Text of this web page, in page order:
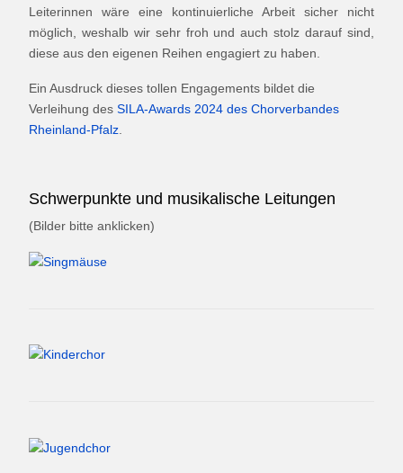
Leiterinnen wäre eine kontinuierliche Arbeit sicher nicht
möglich, weshalb wir sehr froh und auch stolz darauf sind,
diese aus den eigenen Reihen engagiert zu haben.
Ein Ausdruck dieses tollen Engagements bildet die
Verleihung des SILA-Awards 2024 des Chorverbandes
Rheinland-Pfalz
Schwerpunkte und musikalische Leitungen
(Bilder bitte anklicken)